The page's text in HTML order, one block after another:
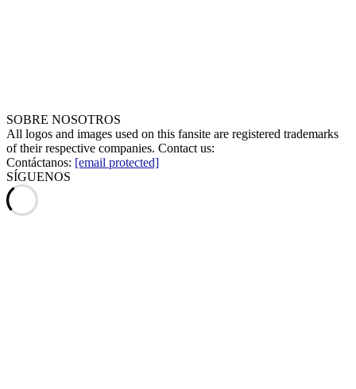
SOBRE NOSOTROS
All logos and images used on this fansite are registered trademarks
of their respective companies. Contact us:
Contáctanos: [email protected]
SÍGUENOS